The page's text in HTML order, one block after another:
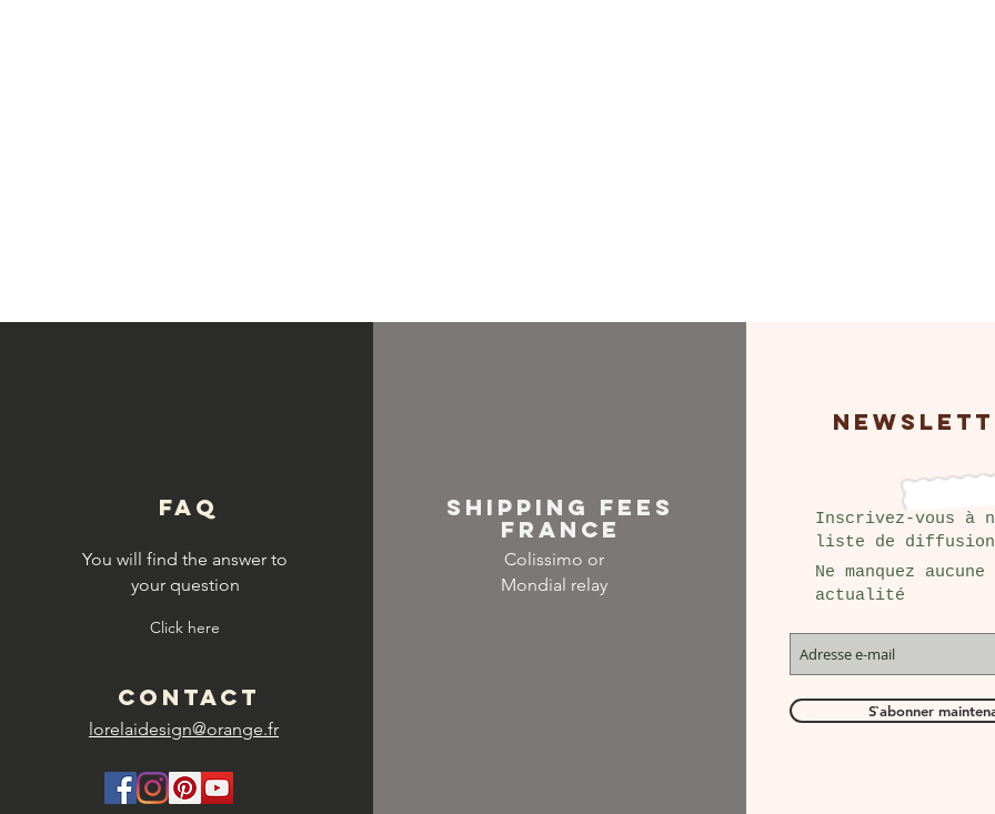
FAQ
You will find the answer to
your question
Click here
CONTACT
lorelaidesign@orange.fr
SHIPPING FEES
FRANCE
Colissimo or
Mondial relay
Inscrivez-vous à
liste de diffusion
Ne manquez aucune
actualité
S`abonner